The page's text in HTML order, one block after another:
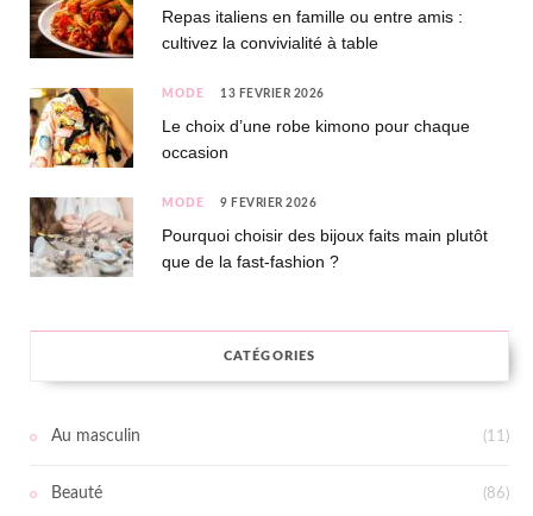
Repas italiens en famille ou entre amis :
cultivez la convivialité à table
MODE 13 FÉVRIER 2026
Le choix d’une robe kimono pour chaque
occasion
MODE 9 FÉVRIER 2026
Pourquoi choisir des bijoux faits main plutôt
que de la fast-fashion ?
CATÉGORIES
Au masculin (11)
Beauté (86)